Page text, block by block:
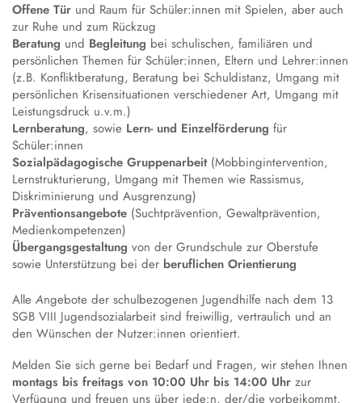
Offene Tür und Raum für Schüler:innen mit Spielen, aber auch
zur Ruhe und zum Rückzug
Beratung und Begleitung bei schulischen, familiären und
persönlichen Themen für Schüler:innen, Eltern und Lehrer:innen
(z.B. Konfliktberatung, Beratung bei Schuldistanz, Umgang mit
persönlichen Krisensituationen verschiedener Art, Umgang mit
Leistungsdruck u.v.m.)
Lernberatung, sowie Lern- und Einzelförderung für
Schüler:innen
Sozialpädagogische Gruppenarbeit(Mobbingintervention,
Lernstrukturierung, Umgang mit Themen wie Rassismus,
Diskriminierung und Ausgrenzung)
Präventionsangebote (Suchtprävention, Gewaltprävention,
Medienkompetenzen)
Übergangsgestaltung von der Grundschule zur Oberstufe
sowie Unterstützung bei der beruflichen Orientierung
Alle Angebote der schulbezogenen Jugendhilfe nach dem 13
SGB VIII Jugendsozialarbeit sind freiwillig, vertraulich und an
den Wünschen der Nutzer:innen orientiert.
Melden Sie sich gerne bei Bedarf und Fragen, wir stehen Ihnen
montags bis freitags von 10:00 Uhr bis 14:00 Uhr zur
Verfügung und freuen uns über jede:n, der/die vorbeikommt.